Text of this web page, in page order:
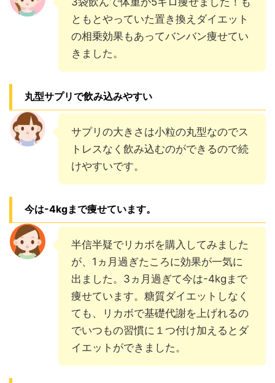
ともとやっていた置き換えダイエット
の相乗効果もあってバンバン痩せてい
きました。
丸型サプリで飲み込みやすい
サプリの大きさは小粒の丸型なのでス
トレスなく飲み込むのができるので続
けやすいです。
今は-4kgまで痩せています。
半信半疑でリカボを購入してみました
が、1ヵ月過ぎたころに効果が一気に
出ました。3ヵ月過ぎて今は-4kgまで
痩せています。糖質ダイエットしなく
ても、リカボで基礎代謝を上げれるの
でいつもの習慣に１つ付け加えるとダ
イエットができました。